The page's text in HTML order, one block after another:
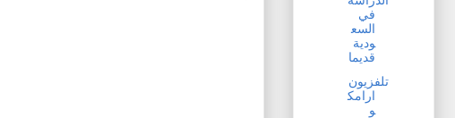
في
السع
ودية
قديما
تلفزيون
ارامك
و